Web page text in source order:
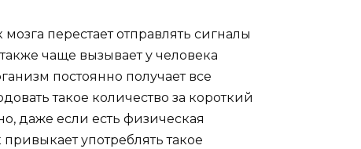
перестает отправлять сигналы
чаще вызывает у человека
постоянно получает все
такое количество за короткий
даже если есть физическая
употреблять такое